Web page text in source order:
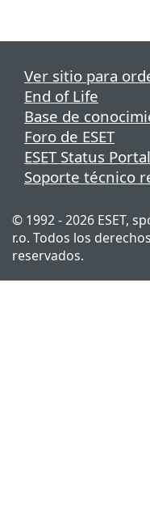
Ver sitio para
End of Life
Base de
Foro de ESET
ESET Status Portal
Soporte técnico
© 1992 - 2026 ESET,
r.o. Todos los derechos
reservados.